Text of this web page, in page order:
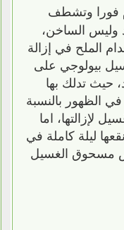
فورا وتشطف
وليس الساخن،
الملح في إزالة
بيولوجي على
حيث تدلك بها
الظهور بالنسبة
لإزالتها، اما
ليلة كاملة في
مسحوق الغسيل